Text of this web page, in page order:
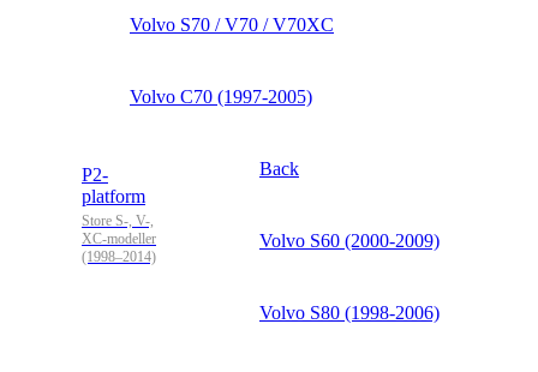
Volvo S70 / V70 / V70XC
Volvo C70 (1997-2005)
P2-
platform
Store S-, V-,
XC-modeller
(1998–2014)
Back
Volvo S60 (2000-2009)
Volvo S80 (1998-2006)